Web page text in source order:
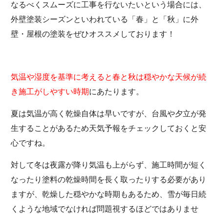
なるべくスムーズに工事を行ないたいという場合には、
外壁塗装シーズンといわれている「春」と「秋」に外
壁・屋根の塗装をぜひオススメしております！
気温や湿度を基準に考えると春と秋は穏やかな天候が続
き施工がしやすい時期にあたります。
夏は気温が高く乾燥自体は早いですが、台風や夕立が発
生することがあるため天気予報をチェックしておくと安
心ですね。
対して冬は夜露が降り気温も上がらず、施工時間が短く
なったり塗料の乾燥時間を長く取ったりする必要があり
ますが、乾燥した穏やかな時期もあるため、雪が毎日続
くような地域でなければ問題視するほどではありませ